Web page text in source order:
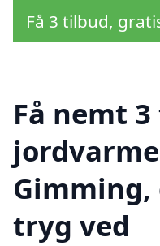
Få 3 tilbud,
Få nemt
tryg ved